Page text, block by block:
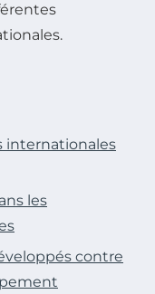
internationales
les
contre